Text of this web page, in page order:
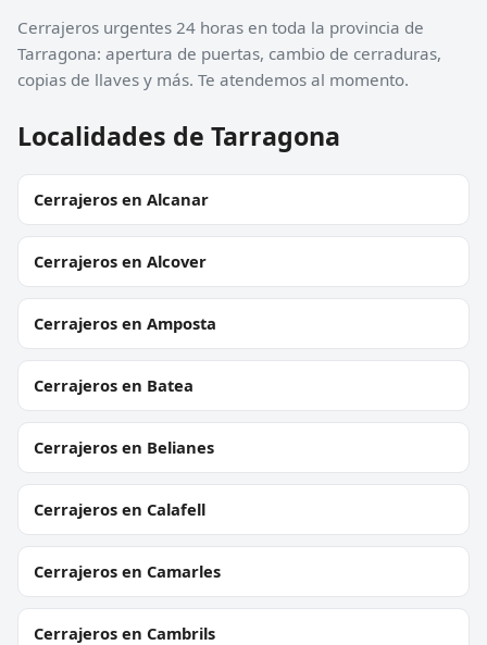
Cerrajeros urgentes 24 horas en toda la provincia de
Tarragona: apertura de puertas, cambio de cerraduras,
copias de llaves y más. Te atendemos al momento.
Localidades de Tarragona
Cerrajeros en Alcanar
Cerrajeros en Alcover
Cerrajeros en Amposta
Cerrajeros en Batea
Cerrajeros en Belianes
Cerrajeros en Calafell
Cerrajeros en Camarles
Cerrajeros en Cambrils